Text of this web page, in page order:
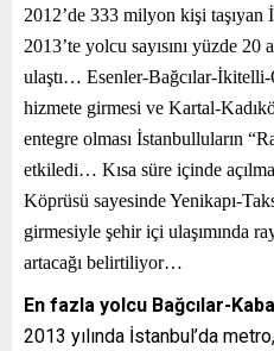
2012’de 333 milyon kişi taşıyan
2013’te yolcu sayısını yüzde
ulaştı… Esenler-Bağcılar-
hizmete girmesi ve Kartal-
entegre olması İstanbulluların
etkiledi… Kısa süre içinde
Köprüsü sayesinde Yenikapı-
girmesiyle şehir içi ulaşımında
artacağı belirtiliyor…
En fazla yolcu Bağcılar-
2013 yılında İstanbul’da